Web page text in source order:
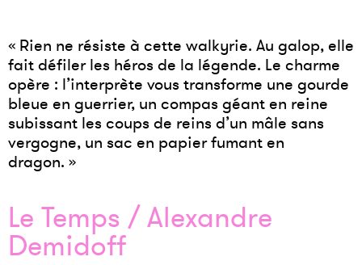
« Rien ne résiste à cette walkyrie. Au galop, elle
fait défiler les héros de la légende. Le charme
opère : l’interprète vous transforme une gourde
bleue en guerrier, un compas géant en reine
subissant les coups de reins d’un mâle sans
vergogne, un sac en papier fumant en
dragon. »
Le Temps / Alexandre
Demidoff